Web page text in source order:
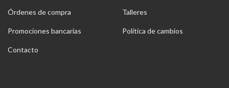
Órdenes de compra Talleres
Promociones bancarias Política de cambios
Contacto